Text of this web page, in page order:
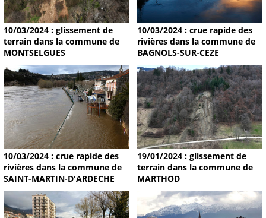
10/03/2024 : glissement de
terrain dans la commune de
MONTSELGUES
10/03/2024 : crue rapide des
rivières dans la commune de
BAGNOLS-SUR-CEZE
10/03/2024 : crue rapide des
rivières dans la commune de
SAINT-MARTIN-D'ARDECHE
19/01/2024 : glissement de
terrain dans la commune de
MARTHOD